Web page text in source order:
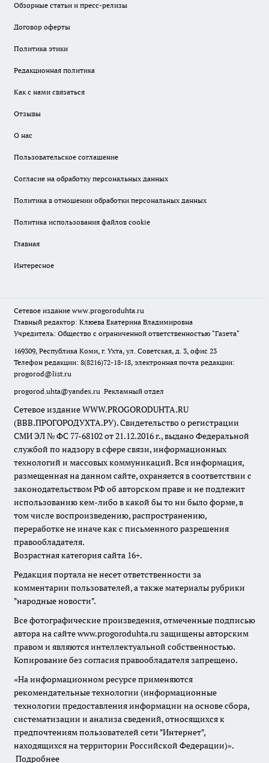
Обзорные статьи и пресс-релизы
Договор оферты
Политика этики
Редакционная политика
Как с нами связаться
Отзывы
О нас
Пользовательское соглашение
Согласие на обработку персональных данных
Политика в отношении обработки персональных данных
Политика использования файлов cookie
Главная
Интересное
Сетевое издание www.progoroduhta.ru
Главный редактор: Клюева Екатерина Владимировна
Учредитель: Общество с ограниченной ответственностью "Газета"
169309, Республика Коми, г. Ухта, ул. Советская, д. 3, офис 23
Телефон редакции: 8(8216)72-18-18, электронная почта редакции:
progorod@list.ru
progorod.uhta@yandex.ru Рекламный отдел
Сетевое издание WWW.PROGORODUHTA.RU
(ВВВ.ПРОГОРОДУХТА.РУ). Свидетельство о регистрации
СМИ ЭЛ № ФС 77-68102 от 21.12.2016 г., выдано Федеральной
службой по надзору в сфере связи, информационных
технологий и массовых коммуникаций. Вся информация,
размещенная на данном сайте, охраняется в соответствии с
законодательством РФ об авторском праве и не подлежит
использованию кем-либо в какой бы то ни было форме, в
том числе воспроизведению, распространению,
переработке не иначе как с письменного разрешения
правообладателя.
Возрастная категория сайта 16+.
Редакция портала не несет ответственности за
комментарии пользователей, а также материалы рубрики
"народные новости".
Все фотографические произведения, отмеченные подписью
автора на сайте www.progoroduhta.ru защищены авторским
правом и являются интеллектуальной собственностью.
Копирование без согласия правообладателя запрещено.
«На информационном ресурсе применяются
рекомендательные технологии (информационные
технологии предоставления информации на основе сбора,
систематизации и анализа сведений, относящихся к
предпочтениям пользователей сети "Интернет",
находящихся на территории Российской Федерации)».
Подробнее